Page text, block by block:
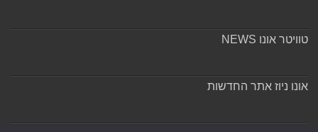
טוויטר אונו NEWS
אונו ניוז אתר החדשות